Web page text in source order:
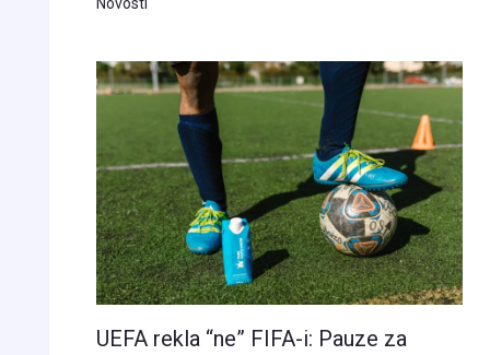
UEFA rekla “ne” FIFA-i: Pauze za